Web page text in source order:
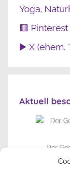
Yoga,
🟥 Pinterest
▶️ X (ehem.
Aktuell
Der